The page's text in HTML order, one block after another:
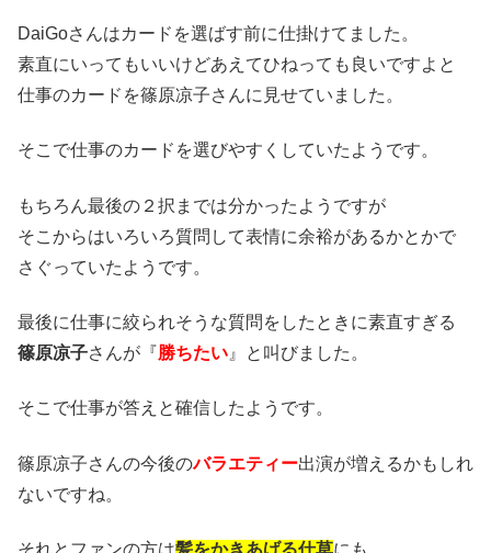
DaiGoさんはカードを選ばす前に仕掛けてました。
素直にいってもいいけどあえてひねっても良いですよと
仕事のカードを篠原凉子さんに見せていました。
そこで仕事のカードを選びやすくしていたようです。
もちろん最後の２択までは分かったようですが
そこからはいろいろ質問して表情に余裕があるかとかで
さぐっていたようです。
最後に仕事に絞られそうな質問をしたときに素直すぎる
篠原凉子さんが『勝ちたい 』と叫びました。
そこで仕事が答えと確信したようです。
篠原凉子さんの今後のバラエティー出演が増えるかもしれ
ないですね。